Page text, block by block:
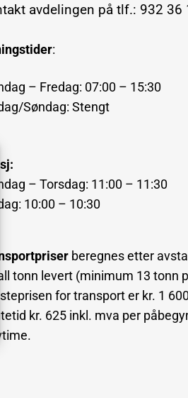
avdelingen på tlf.: 932 36
:
– Fredag: 07:00 – 15:30
Søndag: Stengt
– Torsdag: 11:00 – 11:30
10:00 – 10:30
beregnes etter
tonn levert (minimum 13 tonn
for transport er kr. 1
kr. 625 inkl. mva per